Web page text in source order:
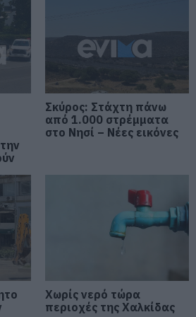
της
δίπλα σε
Δείτε βίντεο
Στιγμές
με ξένους
τώρα
Σκύρος: Στάχτη πάνω
από 1.000 στρέμματα
στο Νησί – Νέες εικόνες
Χωρίς νερό τώρα
περιοχές της Χαλκίδας